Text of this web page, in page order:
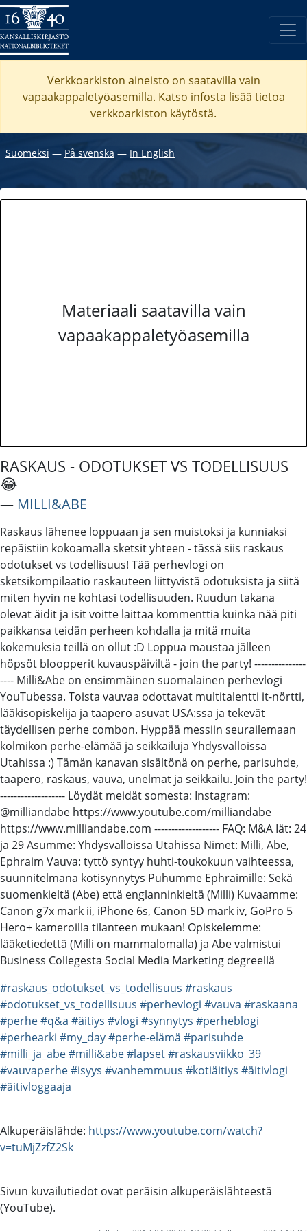
Verkkoarkiston aineisto on saatavilla vain
vapaakappaletyöasemilla. Katso infosta lisää tietoa
verkkoarkiston käytöstä.
Suomeksi ― På svenska ― In English
Materiaali saatavilla vain
vapaakappaletyöasemilla
RASKAUS - ODOTUKSET VS TODELLISUUS
😂
― MILLI&ABE
Raskaus lähenee loppuaan ja sen muistoksi ja kunniaksi
repäistiin kokoamalla sketsit yhteen - tässä siis raskaus
odotukset vs todellisuus! Tää perhevlogi on
sketsikompilaatio raskauteen liittyvistä odotuksista ja siitä
miten hyvin ne kohtasi todellisuuden. Ruudun takana
olevat äidit ja isit voitte laittaa kommenttia kuinka nää piti
paikkansa teidän perheen kohdalla ja mitä muita
kokemuksia teillä on ollut :D Loppua maustaa jälleen
höpsöt bloopperit kuvauspäiviltä - join the party! ---------------
---- Milli&Abe on ensimmäinen suomalainen perhevlogi
YouTubessa. Toista vauvaa odottavat multitalentti it-nörtti,
lääkisopiskelija ja taapero asuvat USA:ssa ja tekevät
täydellisen perhe combon. Hyppää messiin seurailemaan
kolmikon perhe-elämää ja seikkailuja Yhdysvalloissa
Utahissa :) Tämän kanavan sisältönä on perhe, parisuhde,
taapero, raskaus, vauva, unelmat ja seikkailu. Join the party!
------------------- Löydät meidät somesta: Instagram:
@milliandabe https://www.youtube.com/milliandabe
https://www.milliandabe.com ------------------- FAQ: M&A Iät: 24
ja 29 Asumme: Yhdysvalloissa Utahissa Nimet: Milli, Abe,
Ephraim Vauva: tyttö syntyy huhti-toukokuun vaihteessa,
suunnitelmana kotisynnytys Puhumme Ephraimille: Sekä
suomenkieltä (Abe) että englanninkieltä (Milli) Kuvaamme:
Canon g7x mark ii, iPhone 6s, Canon 5D mark iv, GoPro 5
Hero+ kameroilla tilanteen mukaan! Opiskelemme:
lääketiedettä (Milli on mammalomalla) ja Abe valmistui
Business Collegesta Social Media Marketing degreellä
#raskaus_odotukset_vs_todellisuus #raskaus
#odotukset_vs_todellisuus #perhevlogi #vauva #raskaana
#perhe#q&a #äitiys #vlogi #synnytys #perheblogi
#perhearki #my_day#perhe-elämä #parisuhde
#milli_ja_abe#milli&abe#lapset#raskausviikko_39
#vauvaperhe#isyys #vanhemmuus #kotiäitiys #äitivlogi
#äitivloggaaja
Alkuperäislähde: https://www.youtube.com/watch?
v=tuMjZzfZ2Sk
Sivun kuvailutiedot ovat peräisin alkuperäislähteestä
(YouTube).